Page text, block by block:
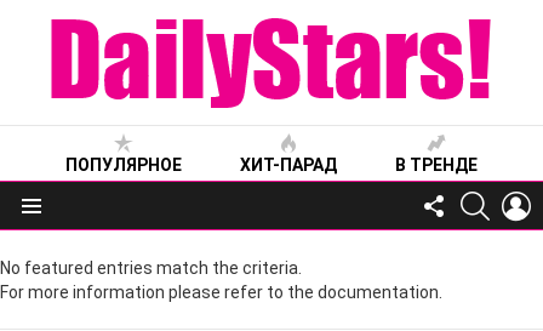
ПОПУЛЯРНОЕ ХИТ-ПАРАД В ТРЕНДЕ
Меню
FOLLOW
US
No featured entries match the criteria.
For more information please refer to the documentation.